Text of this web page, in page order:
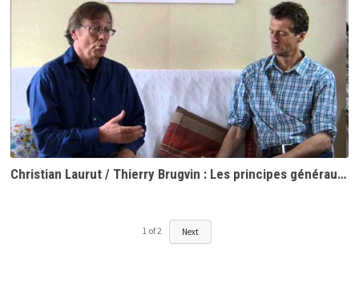
Christian Laurut / Thierry Brugvin : Les principes généraux du programme pour l'après croissance
1 of2 Next